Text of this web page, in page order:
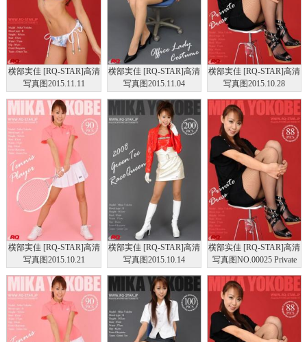
横部実佳 [RQ-STAR]高清
写真图2015.11.11
横部実佳 [RQ-STAR]高清
写真图2015.11.04
横部実佳 [RQ-STAR]高清
写真图2015.10.28
横部実佳 [RQ-STAR]高清
写真图2015.10.21
横部実佳 [RQ-STAR]高清
写真图2015.10.14
横部实佳 [RQ-STAR]高清
写真图NO.00025 Private